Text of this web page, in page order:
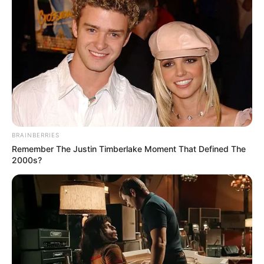
Related Articles
અમદાવાદમાં મેયરને જોતા જ 3 દિવસથી પાણીમાં
રહેલા લોકોનો બાટલો ફાટ્યો
2 Weeks Ago
‘વિદ્યાર્થીઓને મારવાનો આદેશ કોણે આપ્યો, પેલેટ
ગનનો ઉપયોગ કરવાની મંજુરી કોણે આપી? રાહુલ
ગાંધીએ અમિત શાહને પત્ર લખ્યો
ઉલ્લેખનીય છે કે, જામનગરમાં ગતરોજ ધોધમાર વરસાદ
પડવાના કારણે જ્યાં જોવો ત્યાં બસ પાણી જ પાણી
જોવા મળતું હતું. જામજોધપુર અને લાલપુર તાલુકામાં
ધોધમાર વરસાદને પગલે ઠેર ઠેર પાણી ભરાયા હતા. વેણુ
નદીનું પાણી જામજોધપુરના સીદસર ગામ ખાતે આવેલ
ઉમિયા માતાજી મંદિરની અંદર આવી ગયું હતું. બીજી
બાજુ લાલપુર ગામમાં પણ ઢાંઢર નદીનું પાણી ઘુસી ગયું
BRAINBERRIES
Remember The Justin Timberlake Moment That Defined The
2000s?